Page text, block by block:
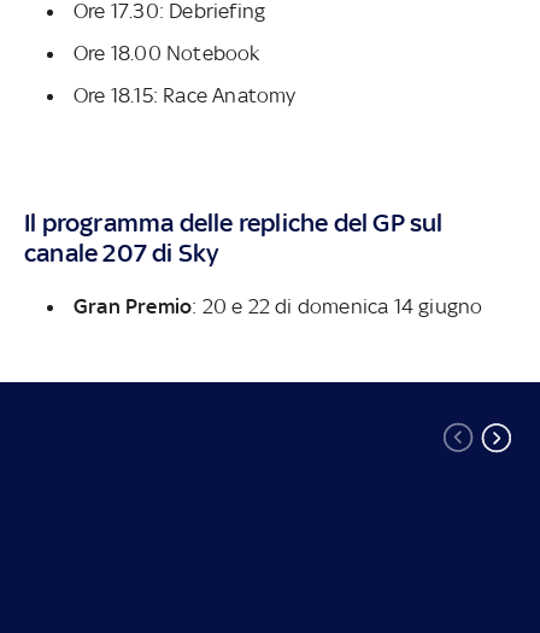
Ore 17.30: Debriefing
Ore 18.00 Notebook
Ore 18.15: Race Anatomy
Il programma delle repliche del GP sul
canale 207 di Sky
Gran Premio: 20 e 22 di domenica 14 giugno